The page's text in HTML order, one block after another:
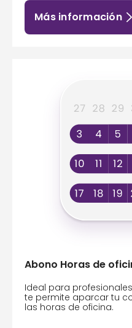
Más información
Abono Horas de
Ideal para
te permite aparcar tu
las horas de oficina.